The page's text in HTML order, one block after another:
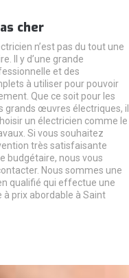
cher
n’est pas du tout une
Il y d’une grande
et des
à utiliser pour pouvoir
Que ce soit pour les
grands œuvres électriques, il
un électricien comme le
Si vous souhaitez
très satisfaisante
budgétaire, nous vous
Nous sommes une
qualifié qui effectue une
prix abordable à Saint